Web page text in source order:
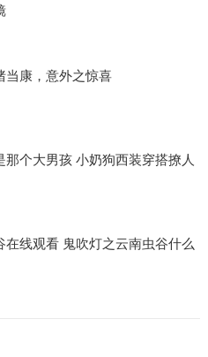
当康，意外之惊喜
那个大男孩 小奶狗西装穿搭撩人
在线观看 鬼吹灯之云南虫谷什么